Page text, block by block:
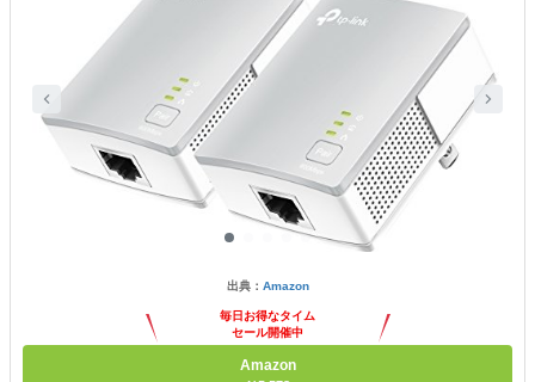
出典： Amazon
毎日お得なタイム
セール開催中
Amazon